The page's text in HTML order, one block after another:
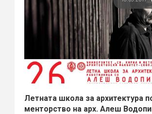
Летната школа за архитектура
менторство на арх. Алеш